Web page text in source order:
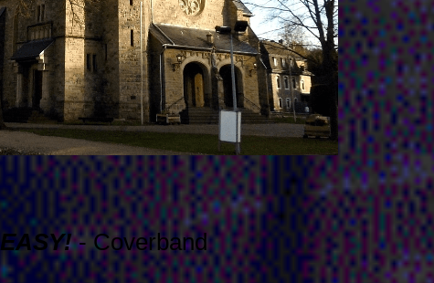
EASY!- Coverband